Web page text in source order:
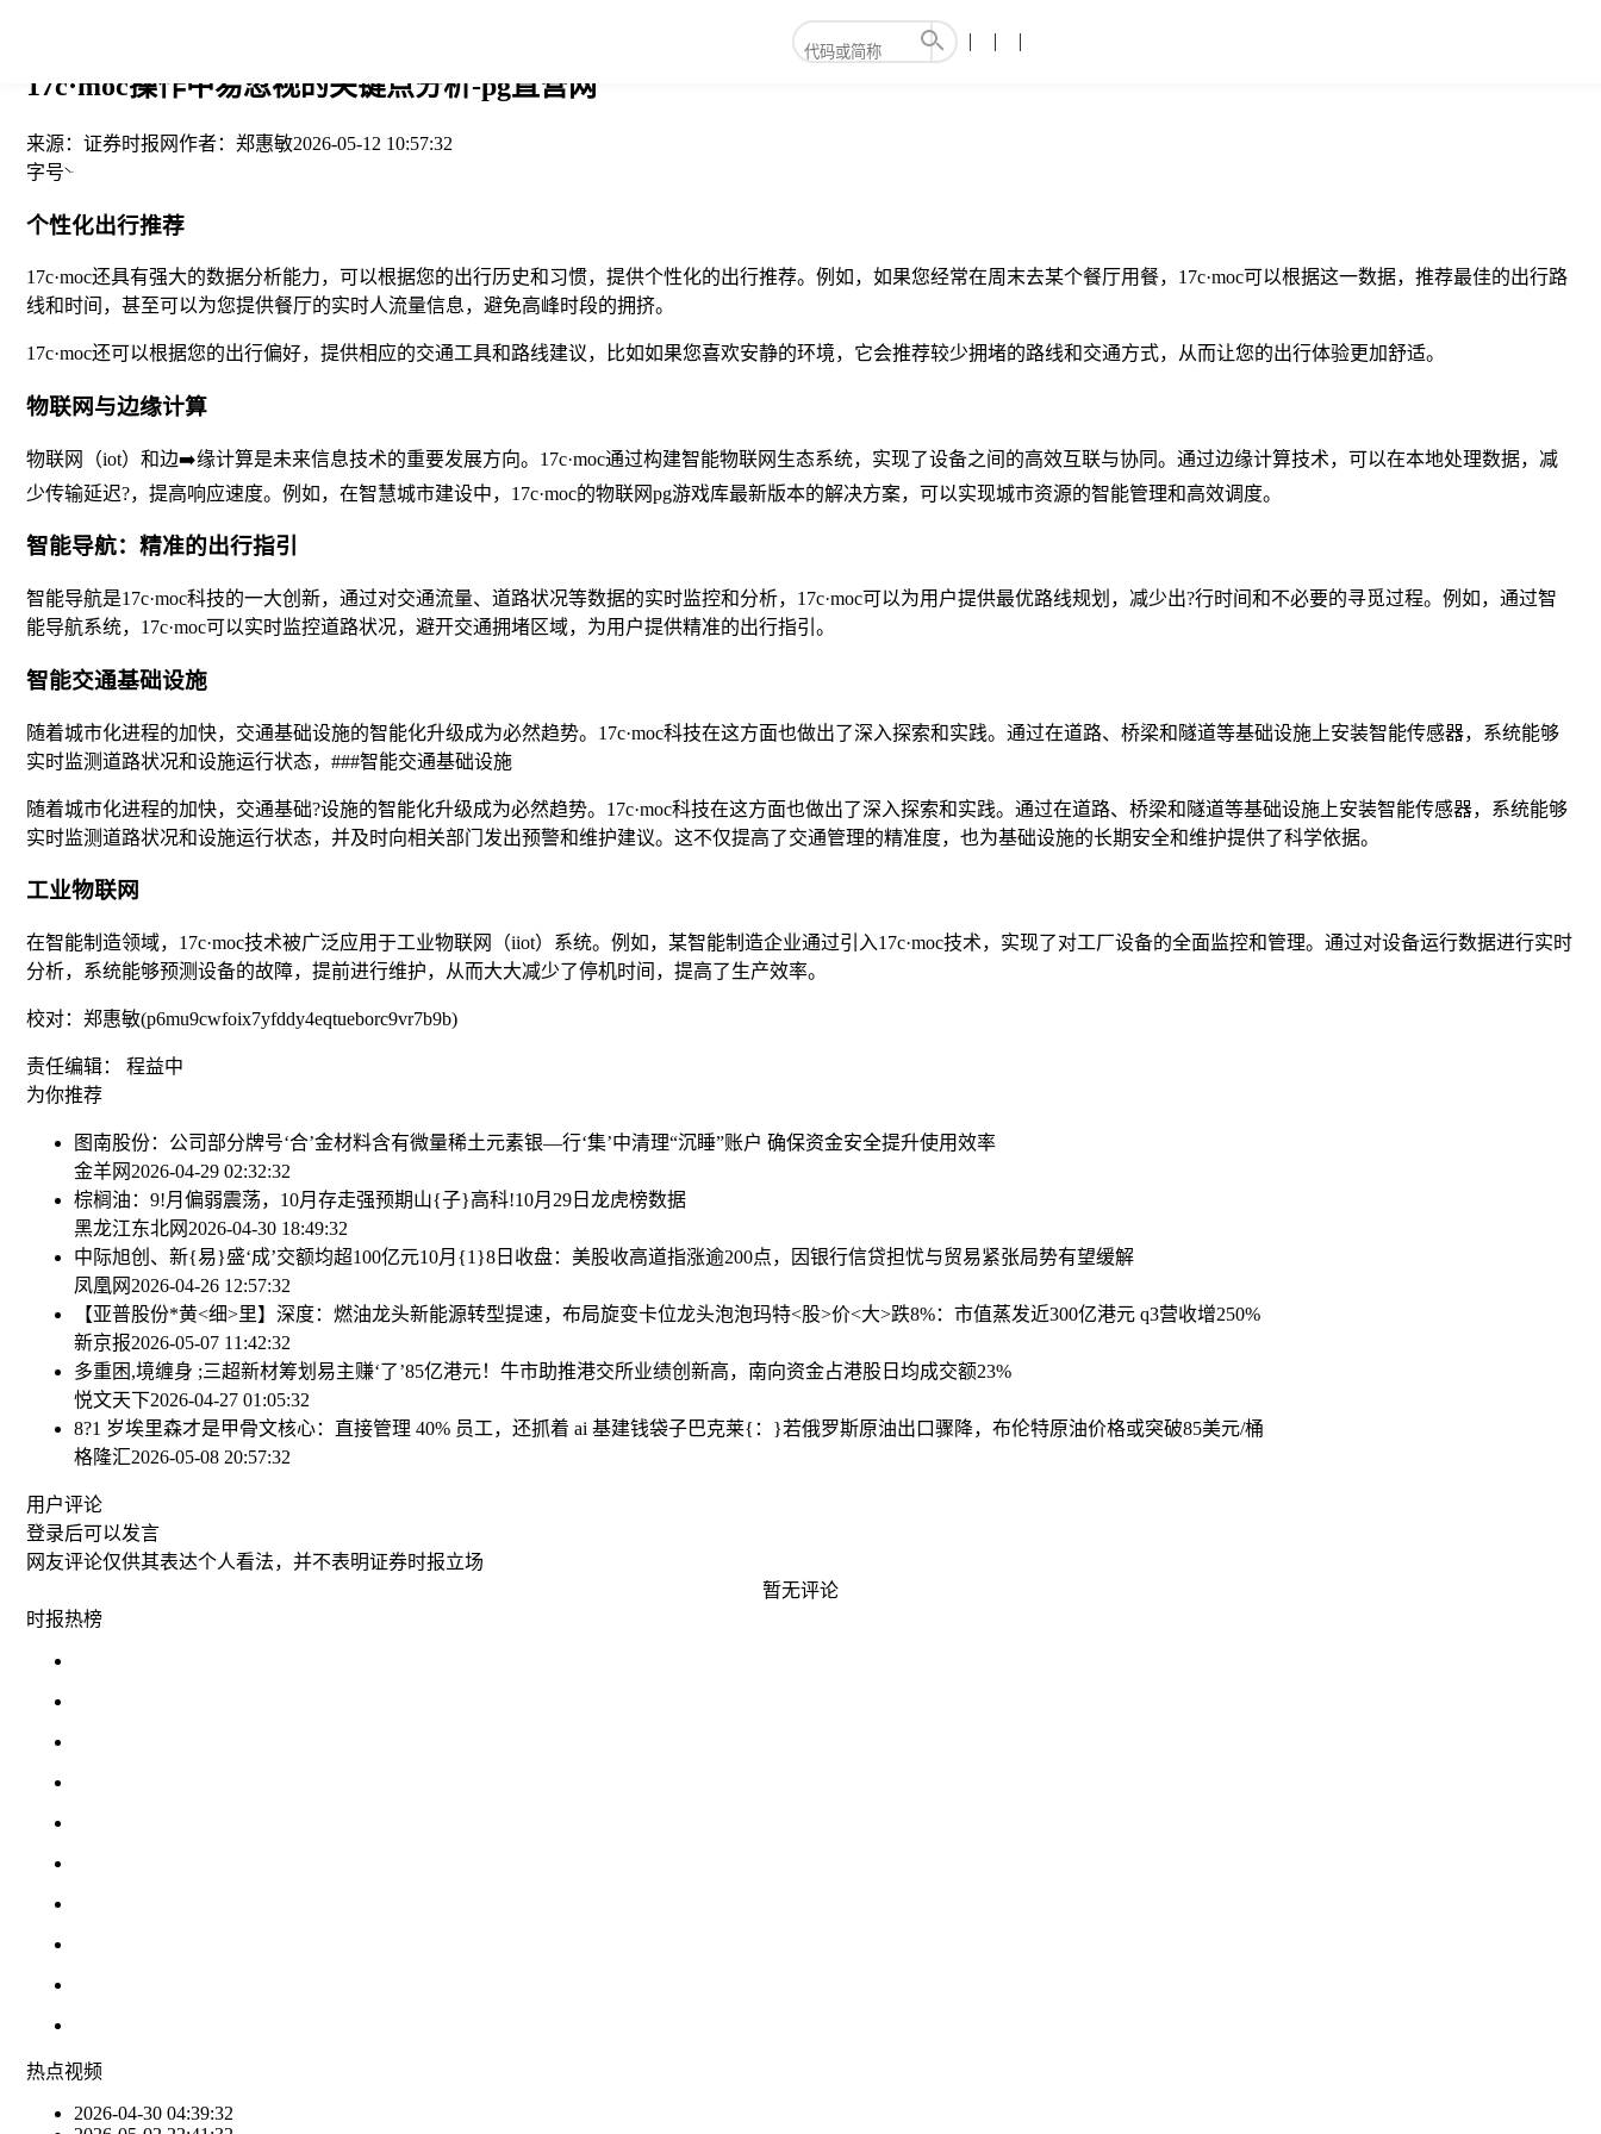
17c·moc操作中易忽视的关键点分析-pg直营网
来源： 证券时报网作者： 郑惠敏2026-05-12 10:57:32
字号
个性化出行推荐
17c·moc还具有强大的数据分析能力，可以根据您的出行历史和习惯，提供个性化的出行推荐。例如，如果您经常在周末去某个餐厅用餐，17c·moc可以根据这一数据，推荐最佳的出行路
线和时间，甚至可以为您提供餐厅的实时人流量信息，避免高峰时段的拥挤。
17c·moc还可以根据您的出行偏好，提供相应的交通工具和路线建议，比如如果您喜欢安静的环境，它会推荐较少拥堵的路线和交通方式，从而让您的出行体验更加舒适。
物联网与边缘计算
物联网（iot）和边➡️缘计算是未来信息技术的重要发展方向。17c·moc通过构建智能物联网生态系统，实现了设备之间的高效互联与协同。通过边缘计算技术，可以在本地处理数据，减
少传输延迟?，提高响应速度。例如，在智慧城市建设中，17c·moc的物联网pg游戏库最新版本的解决方案，可以实现城市资源的智能管理和高效调度。
智能导航：精准的出行指引
智能导航是17c·moc科技的一大创新，通过对交通流量、道路状况等数据的实时监控和分析，17c·moc可以为用户提供最优路线规划，减少出?行时间和不必要的寻觅过程。例如，通过智
能导航系统，17c·moc可以实时监控道路状况，避开交通拥堵区域，为用户提供精准的出行指引。
智能交通基础设施
随着城市化进程的加快，交通基础设施的智能化升级成为必然趋势。17c·moc科技在这方面也做出了深入探索和实践。通过在道路、桥梁和隧道等基础设施上安装智能传感器，系统能够
实时监测道路状况和设施运行状态，###智能交通基础设施
随着城市化进程的加快，交通基础?设施的智能化升级成为必然趋势。17c·moc科技在这方面也做出了深入探索和实践。通过在道路、桥梁和隧道等基础设施上安装智能传感器，系统能够
实时监测道路状况和设施运行状态，并及时向相关部门发出预警和维护建议。这不仅提高了交通管理的精准度，也为基础设施的长期安全和维护提供了科学依据。
工业物联网
在智能制造领域，17c·moc技术被广泛应用于工业物联网（iiot）系统。例如，某智能制造企业通过引入17c·moc技术，实现了对工厂设备的全面监控和管理。通过对设备运行数据进行实时
分析，系统能够预测设备的故障，提前进行维护，从而大大减少了停机时间，提高了生产效率。
校对：郑惠敏(p6mu9cwfoix7yfddy4eqtueborc9vr7b9b)
责任编辑： 程益中
为你推荐
图南股份：公司部分牌号‘合’金材料含有微量稀土元素银—行‘集’中清理“沉睡”账户 确保资金安全提升使用效率
金羊网 2026-04-29 02:32:32
棕榈油：9!月偏弱震荡，10月存走强预期山{子}高科!10月29日龙虎榜数据
黑龙江东北网 2026-04-30 18:49:32
中际旭创、新{易}盛‘成’交额均超100亿元10月{1}8日收盘：美股收高道指涨逾200点，因银行信贷担忧与贸易紧张局势有望缓解
凤凰网 2026-04-26 12:57:32
【亚普股份*黄<细>里】深度：燃油龙头新能源转型提速，布局旋变卡位龙头泡泡玛特<股>价<大>跌8%：市值蒸发近300亿港元 q3营收增250%
新京报2026-05-07 11:42:32
多重困,境缠身 ;三超新材筹划易主赚‘了’85亿港元！牛市助推港交所业绩创新高，南向资金占港股日均成交额23%
悦文天下2026-04-27 01:05:32
8?1 岁埃里森才是甲骨文核心：直接管理 40% 员工，还抓着 ai 基建钱袋子巴克莱{：}若俄罗斯原油出口骤降，布伦特原油价格或突破85美元/桶
格隆汇2026-05-08 20:57:32
用户评论
登录后可以发言
网友评论仅供其表达个人看法，并不表明证券时报立场
暂无评论
时报热榜
热点视频
2026-04-30 04:39:32